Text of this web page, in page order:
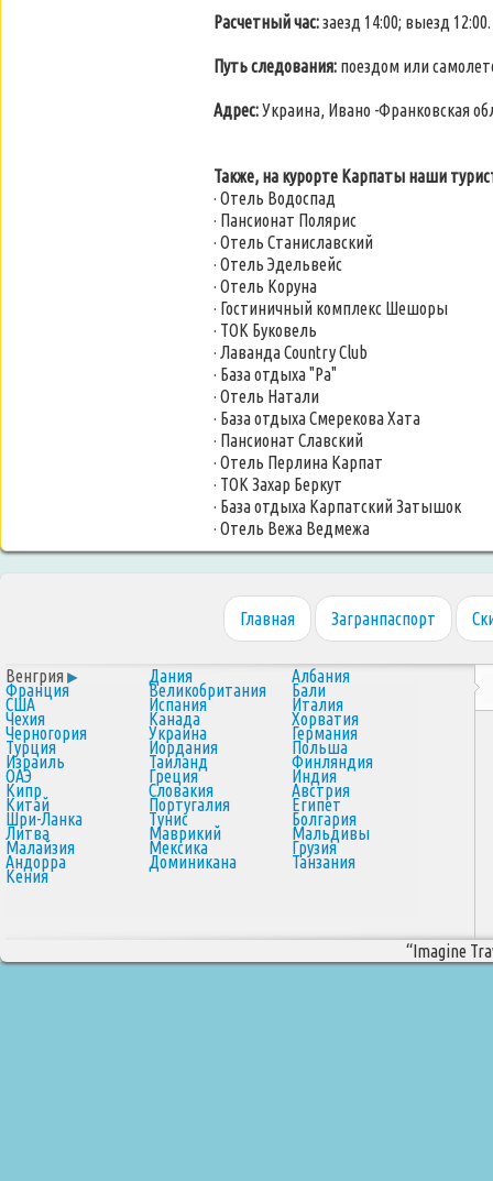
Расчетный час:заезд 14:00; выезд 12:00.
Путь следования: поездом или
Адрес:Украина, Ивано -Франковская
Также, на курорте Карпаты наши
· Отель Водоспад
· Пансионат Полярис
· Отель Станиславский
· Отель Эдельвейс
· Отель Коруна
· Гостиничный комплекс Шешоры
· ТОК Буковель
· Лаванда Country Club
· База отдыха "Ра"
· Отель Натали
· База отдыха Смерекова Хата
· Пансионат Славский
· Отель Перлина Карпат
· ТОК Захар Беркут
· База отдыха Карпатский Затышок
· Отель Вежа Ведмежа
Главная Загранпаспорт
Венгрия Дания Албания
Франция Великобритания Бали
США Испания Италия
Чехия Канада Хорватия
Черногория Украина Германия
Турция Иордания Польша
Израиль Таиланд Финляндия
ОАЭ Греция Индия
Кипр Словакия Австрия
Китай Португалия Египет
Шри-Ланка Тунис Болгария
Литва Маврикий Мальдивы
Малайзия Мексика Грузия
Андорра Доминикана Танзания
Кения
“Imagine